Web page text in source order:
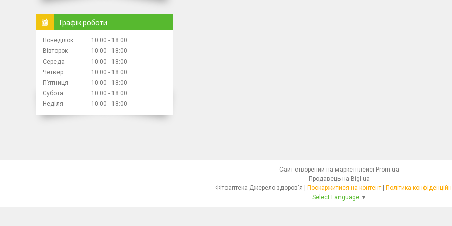
Графік роботи
Понеділок 10:00
18:00
Вівторок
10:00
18:00
Середа
10:00
18:00
Четвер
10:00
18:00
Пʼятниця
10:00
18:00
Субота
10:00
18:00
Неділя
10:00 18:00
Сайт створений на маркетплейсі Prom.ua
Продавець на Bigl.ua
Поскаржитися на контент
Політика
Select Language ▼